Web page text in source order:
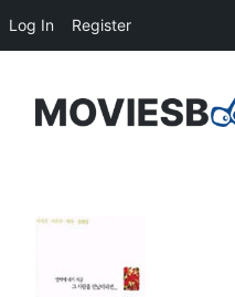
content
Log In Register